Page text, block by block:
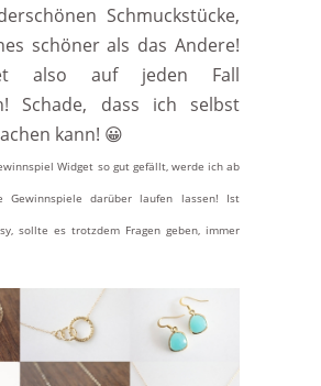
Schmuckstücke,
schöner als das Andere!
also auf jeden Fall
Schade, dass ich selbst
kann! 😀
Widget so gut gefällt, werde ich ab
Gewinnspiele darüber laufen lassen! Ist
sollte es trotzdem Fragen geben, immer